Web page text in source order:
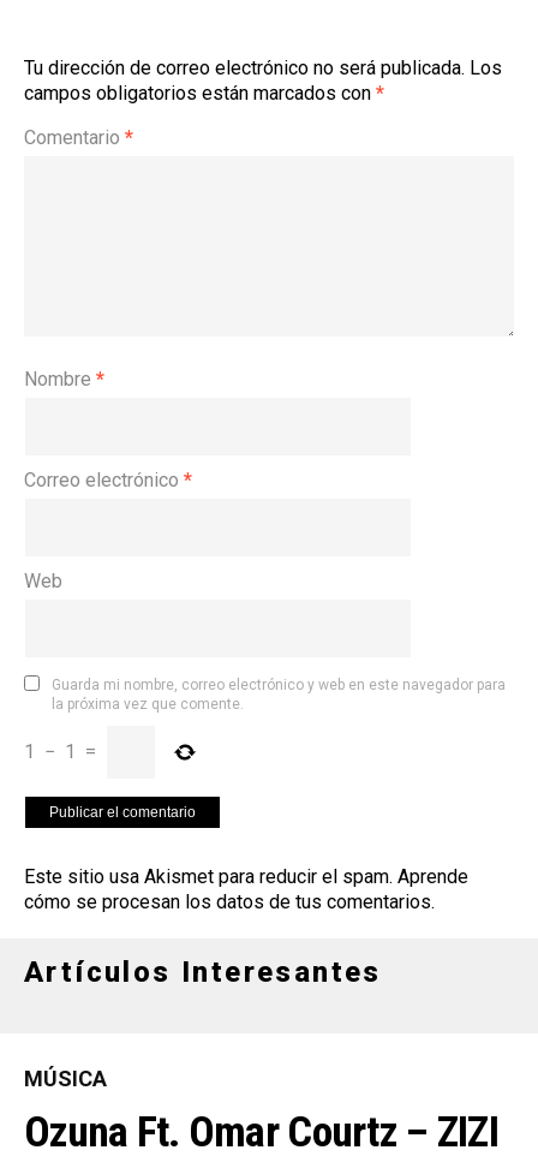
Tu dirección de correo electrónico no será publicada. Los
campos obligatorios están marcados con *
Comentario *
Nombre *
Correo electrónico *
Web
Guarda mi nombre, correo electrónico y web en este navegador para
la próxima vez que comente.
1 − 1 =
Este sitio usa Akismet para reducir el spam. Aprende
cómo se procesan los datos de tus comentarios.
Artículos Interesantes
MÚSICA
Ozuna Ft. Omar Courtz – ZIZI